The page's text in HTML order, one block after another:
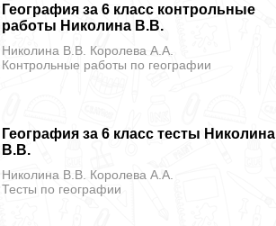
География за 6 класс контрольные
работы Николина В.В.
Николина В.В. Королева А.А.
Контрольные работы по географии
География за 6 класс тесты Николина
В.В.
Николина В.В. Королева А.А.
Тесты по географии